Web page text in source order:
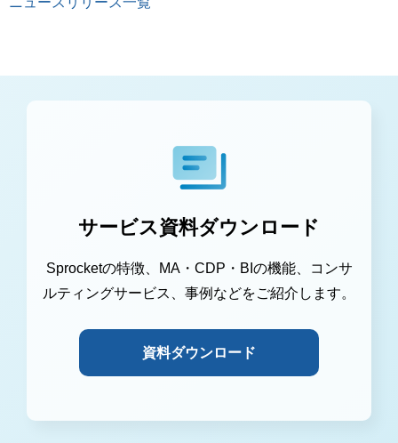
サービス資料ダウンロード
Sprocketの特徴、MA・CDP・BIの機能、コンサ
ルティングサービス、事例などをご紹介します。
資料ダウンロード